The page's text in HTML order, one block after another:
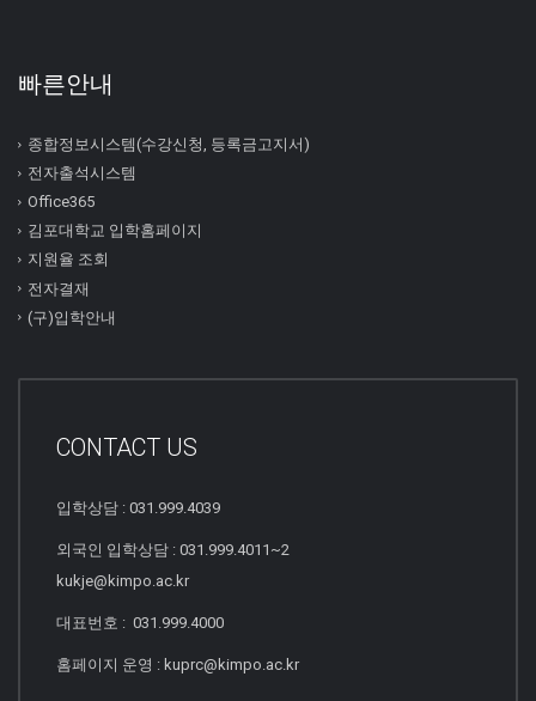
빠른안내
종합정보시스템(수강신청, 등록금고지서)
전자출석시스템
Office365
김포대학교 입학홈페이지
지원율 조회
전자결재
(구)입학안내
CONTACT US
입학상담 : 031.999.4039
외국인 입학상담 : 031.999.4011~2
kukje@kimpo.ac.kr
대표번호 : 031.999.4000
홈페이지 운영 : kuprc@kimpo.ac.kr